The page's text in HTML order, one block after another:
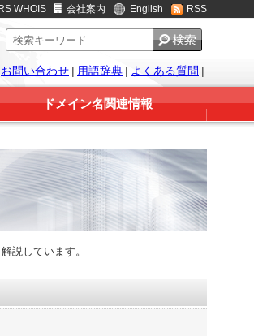
WHOIS 会社案内 English RSS
お問い合わせ | 用語辞典 | よくある質問 |
ドメイン名関連情報
説しています。